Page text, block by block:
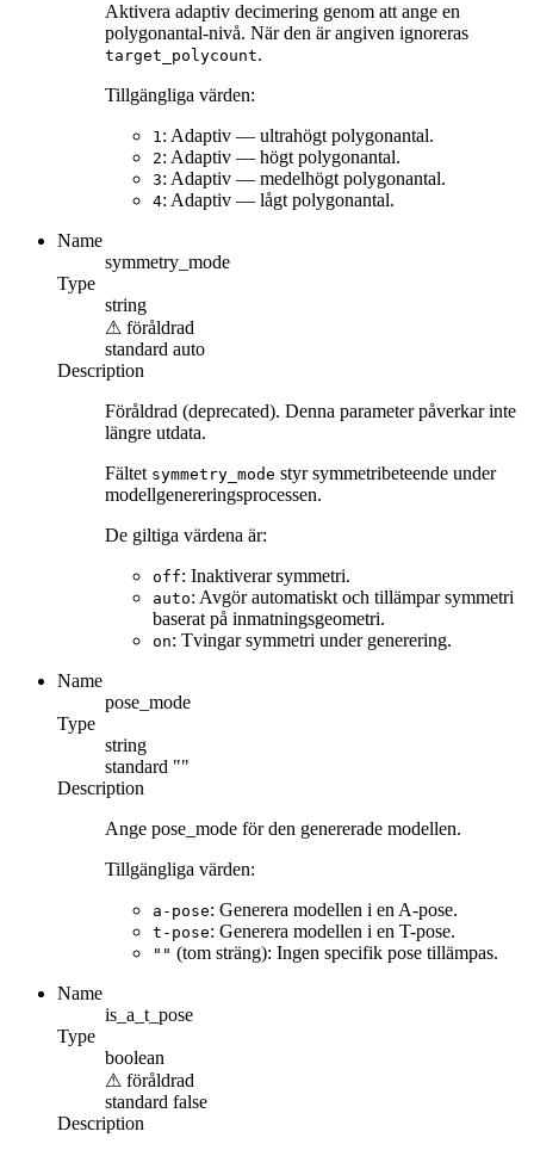
Aktivera adaptiv decimering genom att ange en
polygonantal-nivå. När den är angiven ignoreras
target_polycount.
Tillgängliga värden:
1: Adaptiv — ultrahögt polygonantal.
2: Adaptiv — högt polygonantal.
3: Adaptiv — medelhögt polygonantal.
4: Adaptiv — lågt polygonantal.
Name
symmetry_mode
Type
string
⚠ föråldrad
standard auto
Description
Föråldrad (deprecated). Denna parameter påverkar inte
längre utdata.
Fältet symmetry_mode styr symmetribeteende under
modellgenereringsprocessen.
De giltiga värdena är:
off: Inaktiverar symmetri.
auto: Avgör automatiskt och tillämpar symmetri
baserat på inmatningsgeometri.
on: Tvingar symmetri under generering.
Name
pose_mode
Type
string
standard ""
Description
Ange pose_mode för den genererade modellen.
Tillgängliga värden:
a-pose: Generera modellen i en A-pose.
t-pose: Generera modellen i en T-pose.
"" (tom sträng): Ingen specifik pose tillämpas.
Name
is_a_t_pose
Type
boolean
⚠ föråldrad
standard false
Description